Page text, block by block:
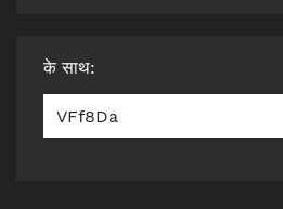
के साथ:
VFf8Da